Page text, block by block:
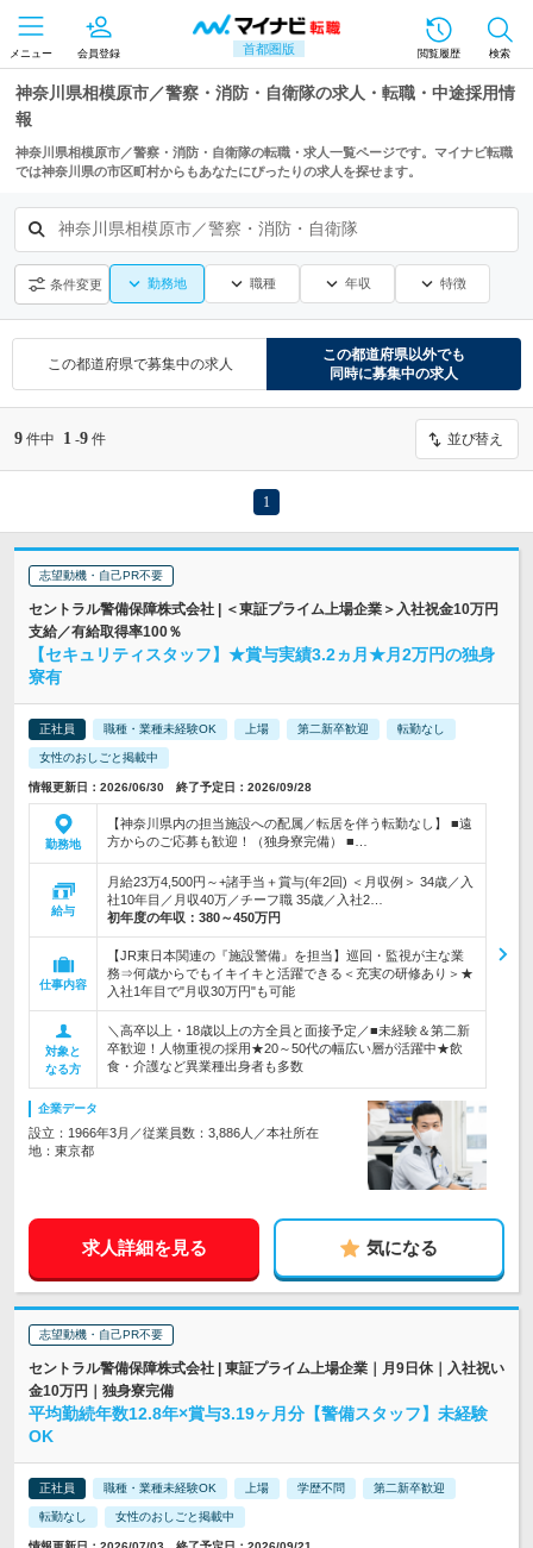
首都圏版
メニュー 会員登録 閲覧履歴 検索
神奈川県相模原市／警察・消防・自衛隊の求人・転職・中途採用情
報
神奈川県相模原市／警察・消防・自衛隊の転職・求人一覧ページです。マイナビ転職
では神奈川県の市区町村からもあなたにぴったりの求人を探せます。
神奈川県相模原市／警察・消防・自衛隊
条件変更 勤務地 職種 年収 特徴
この都道府県で募集中の求人
この都道府県以外でも
同時に募集中の求人
9 件中 1 -9 件 並び替え
1
志望動機・自己PR不要
セントラル警備保障株式会社 | ＜東証プライム上場企業＞入社祝金10万円
支給／有給取得率100％
【セキュリティスタッフ】★賞与実績3.2ヵ月★月2万円の独身
寮有
正社員 職種・業種未経験OK 上場 第二新卒歓迎 転勤なし
女性のおしごと掲載中
情報更新日：2026/06/30 終了予定日：2026/09/28
勤務地
【神奈川県内の担当施設への配属／転居を伴う転勤なし】 ■遠
方からのご応募も歓迎！（独身寮完備） ■…
給与
月給23万4,500円～+諸手当＋賞与(年2回) ＜月収例＞ 34歳／入
社10年目／月収40万／チーフ職 35歳／入社2…
初年度の年収： 380～450万円
仕事内容
【JR東日本関連の『施設警備』を担当】巡回・監視が主な業
務⇒何歳からでもイキイキと活躍できる＜充実の研修あり＞★
入社1年目で"月収30万円"も可能
対象と
なる方
＼高卒以上・18歳以上の方全員と面接予定／■未経験＆第二新
卒歓迎！人物重視の採用★20～50代の幅広い層が活躍中★飲
食・介護など異業種出身者も多数
企業データ
設立：1966年3月／従業員数：3,886人／本社所在
地：東京都
求人詳細を見る 気になる
志望動機・自己PR不要
セントラル警備保障株式会社 | 東証プライム上場企業｜月9日休｜入社祝い
金10万円｜独身寮完備
平均勤続年数12.8年×賞与3.19ヶ月分【警備スタッフ】未経験
OK
正社員 職種・業種未経験OK 上場 学歴不問 第二新卒歓迎
転勤なし 女性のおしごと掲載中